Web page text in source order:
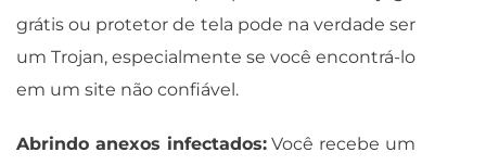
grátis ou protetor de tela pode na verdade ser
um Trojan, especialmente se você encontrá-lo
em um site não confiável.
Abrindo anexos infectados:Você recebe um